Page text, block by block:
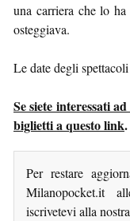
una carriera che lo
osteggiava.
Le date degli
Se siete interessati
biglietti a questo link.
Per restare
Milanopocket.it
iscrivetevi alla nostra